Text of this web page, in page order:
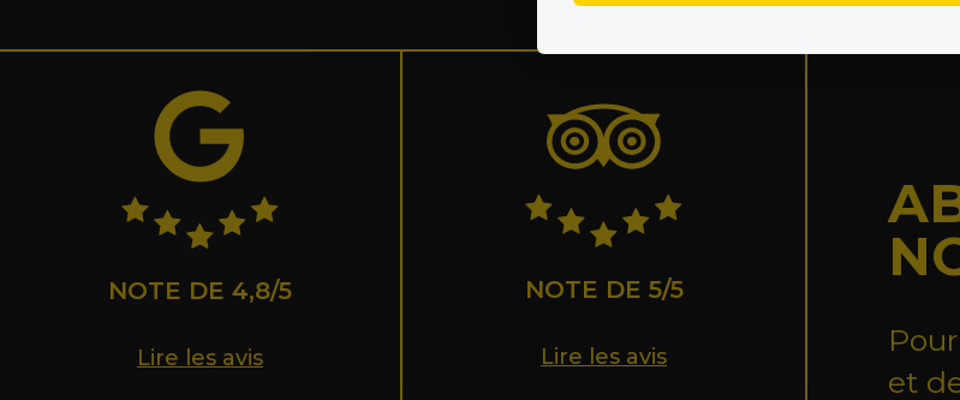
NOTE DE 4,8/5
Lire les avis
NOTE DE 5/5
Lire les avis
et